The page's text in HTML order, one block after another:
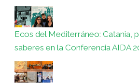
Ecos del Mediterráneo: Catania,
saberes en la Conferencia AIDA